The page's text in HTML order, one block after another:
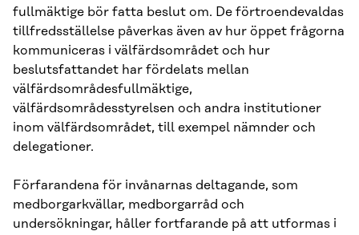
fullmäktige bör fatta beslut om. De förtroendevaldas
tillfredsställelse påverkas även av hur öppet frågorna
kommuniceras i välfärdsområdet och hur
beslutsfattandet har fördelats mellan
välfärdsområdesfullmäktige,
välfärdsområdesstyrelsen och andra institutioner
inom välfärdsområdet, till exempel nämnder och
delegationer.
Förfarandena för invånarnas deltagande, som
medborgarkvällar, medborgarråd och
undersökningar, håller fortfarande på att utformas i